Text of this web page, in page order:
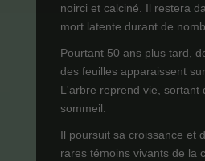
noirci et calciné. Il restera
mort latente durant de
Pourtant 50 ans plus tard,
des feuilles apparaissent
L'arbre reprend vie, sortant
sommeil.
Il poursuit sa croissance et
rares témoins vivants de la